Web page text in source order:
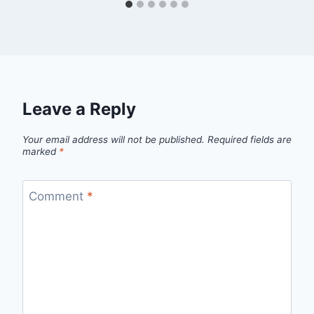
Leave a Reply
Your email address will not be published. Required fields are
marked *
Comment *